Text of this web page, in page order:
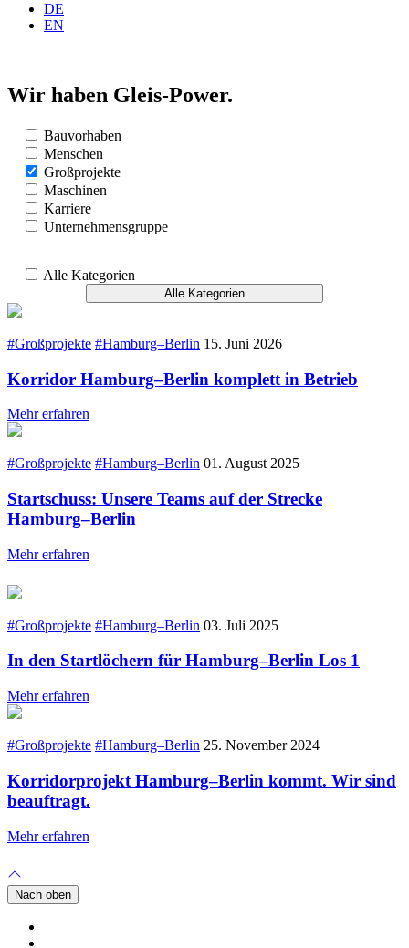
DE
EN
Wir haben Gleis-Power.
Bauvorhaben
Menschen
Großprojekte
Maschinen
Karriere
Unternehmensgruppe
Alle Kategorien
Alle Kategorien
#Großprojekte #Hamburg–Berlin 15. Juni 2026
Korridor Hamburg–Berlin komplett in Betrieb
Mehr erfahren
#Großprojekte #Hamburg–Berlin 01. August 2025
Startschuss: Unsere Teams auf der Strecke
Hamburg–Berlin
Mehr erfahren
#Großprojekte #Hamburg–Berlin 03. Juli 2025
In den Startlöchern für Hamburg–Berlin Los 1
Mehr erfahren
#Großprojekte #Hamburg–Berlin 25. November 2024
Korridorprojekt Hamburg–Berlin kommt. Wir sind
beauftragt.
Mehr erfahren
Nach oben